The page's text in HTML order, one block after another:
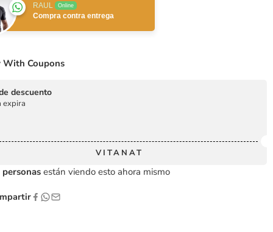
RAUL Online
Compra contra entrega
With Coupons
descuento
expira
VITANAT
personas están viendo esto ahora mismo